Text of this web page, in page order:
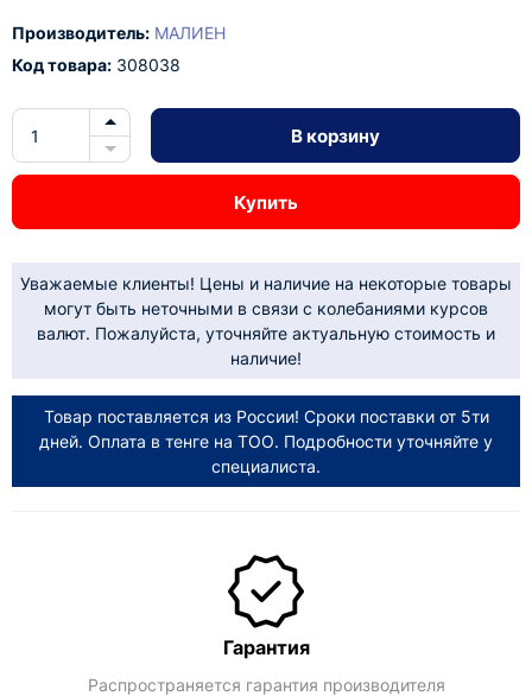
Производитель: МАЛИЕН
Код товара: 308038
В корзину
Купить
Уважаемые клиенты! Цены и наличие на некоторые товары
могут быть неточными в связи с колебаниями курсов
валют. Пожалуйста, уточняйте актуальную стоимость и
наличие!
Товар поставляется из России! Сроки поставки от 5ти
дней. Оплата в тенге на ТОО. Подробности уточняйте у
специалиста.
Гарантия
Распространяется гарантия производителя